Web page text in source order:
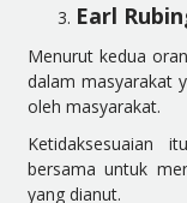
Earl
Menurut kedua
dalam masyarakat
oleh masyarakat.
Ketidaksesuaian
bersama untuk
yang dianut.